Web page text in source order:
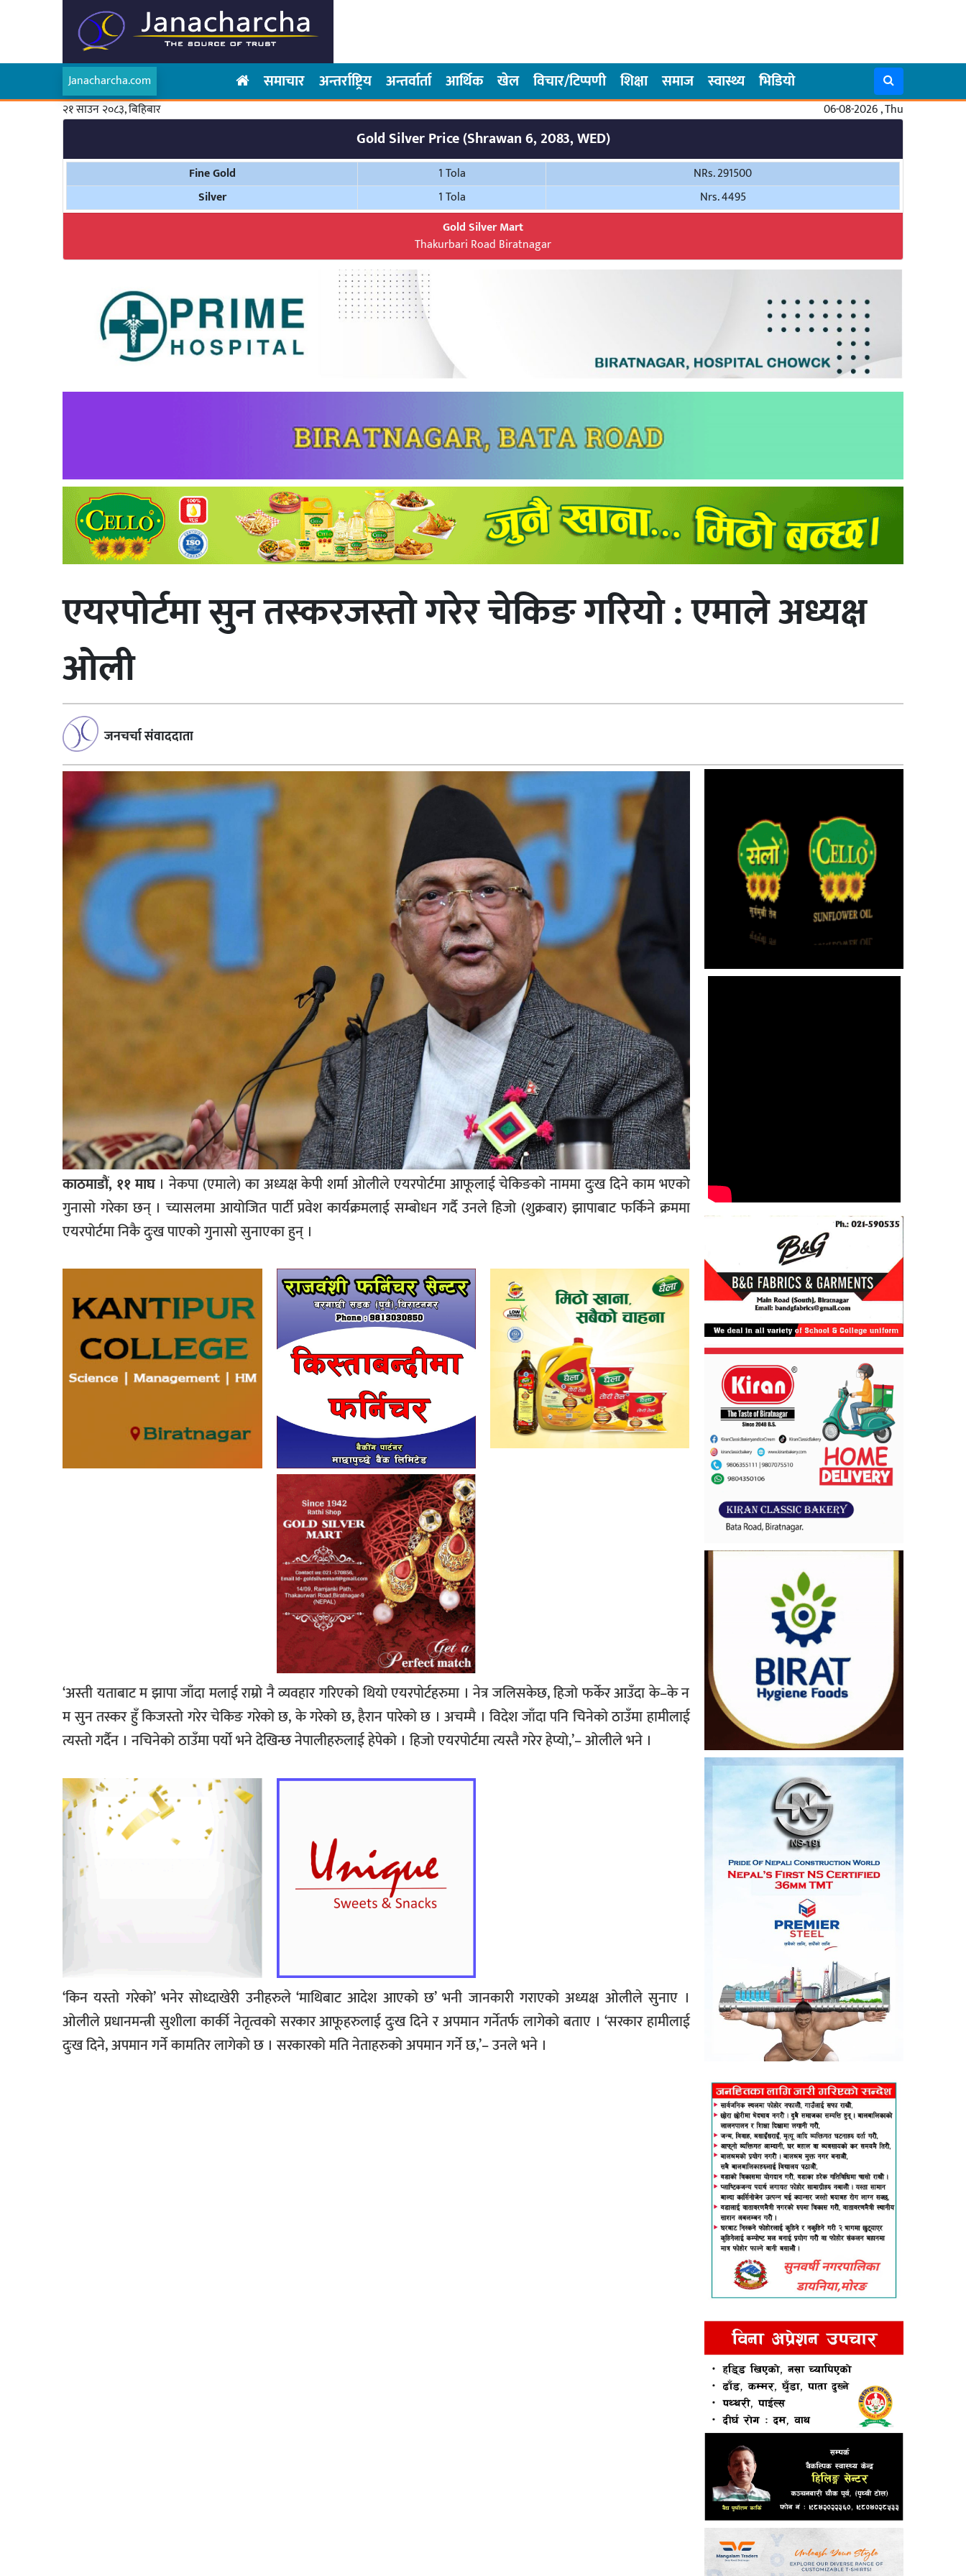
Janacharcha.com समाचार अन्तर्राष्ट्रिय अन्तर्वार्ता आर्थिक खेल विचार/टिप्पणी शिक्षा समाज स्वास्थ्य भिडियो
२१ साउन २०८३, बिहिबार 06-08-2026 , Thu
Gold Silver Price (Shrawan 6, 2083, WED)
Fine Gold 1 Tola
NRs. 291500
Silver
1 Tola
Nrs. 4495
Gold Silver Mart
Thakurbari Road Biratnagar
एयरपोर्टमा सुन तस्करजस्तो गरेर चेकिङ गरियो : एमाले अध्यक्ष
ओली
जनचर्चा संवाददाता
काठमाडौं, ११ माघ। नेकपा (एमाले) का अध्यक्ष केपी शर्मा ओलीले एयरपोर्टमा आफूलाई चेकिङको नाममा दुःख दिने काम भएको
गुनासो गरेका छन् । च्यासलमा आयोजित पार्टी प्रवेश कार्यक्रमलाई सम्बोधन गर्दै उनले हिजो (शुक्रबार) झापाबाट फर्किने क्रममा
एयरपोर्टमा निकै दुःख पाएको गुनासो सुनाएका हुन् ।
‘अस्ती यताबाट म झापा जाँदा मलाई राम्रो नै व्यवहार गरिएको थियो एयरपोर्टहरुमा । नेत्र जलिसकेछ, हिजो फर्केर आउँदा के–के न
म सुन तस्कर हुँ किजस्तो गरेर चेकिङ गरेको छ, के गरेको छ, हैरान पारेको छ । अचम्मै । विदेश जाँदा पनि चिनेको ठाउँमा हामीलाई
त्यस्तो गर्दैन । नचिनेको ठाउँमा पर्यो भने देखिन्छ नेपालीहरुलाई हेपेको । हिजो एयरपोर्टमा त्यस्तै गरेर हेप्यो,’– ओलीले भने ।
‘किन यस्तो गरेको’ भनेर सोध्दाखेरी उनीहरुले ‘माथिबाट आदेश आएको छ’ भनी जानकारी गराएको अध्यक्ष ओलीले सुनाए ।
ओलीले प्रधानमन्त्री सुशीला कार्की नेतृत्वको सरकार आफूहरुलाई दुःख दिने र अपमान गर्नेतर्फ लागेको बताए । ‘सरकार हामीलाई
दुःख दिने, अपमान गर्ने कामतिर लागेको छ । सरकारको मति नेताहरुको अपमान गर्ने छ,’– उनले भने ।